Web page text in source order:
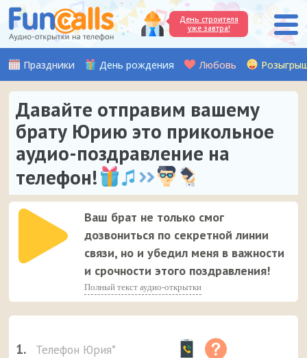
День строителя
уже завтра!
Праздники День рождения Любовь
Давайте отправим вашему
брату Юрию это прикольное
аудио-поздравление на
телефон!
Ваш брат не только смог
дозвониться по секретной линии
связи, но и убедил меня в важности
и срочности этого поздравления!
Полный текст аудио-открытки
1.